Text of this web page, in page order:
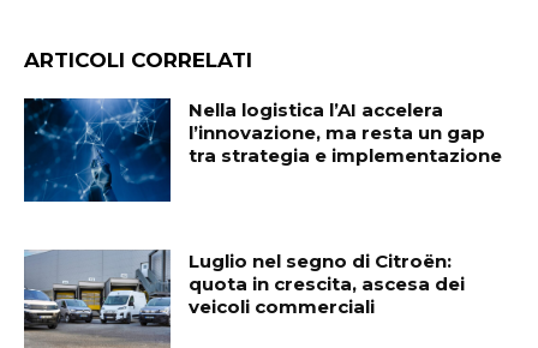
ARTICOLI CORRELATI
Nella logistica l’AI accelera
l’innovazione, ma resta un gap
tra strategia e implementazione
Luglio nel segno di Citroën:
quota in crescita, ascesa dei
veicoli commerciali